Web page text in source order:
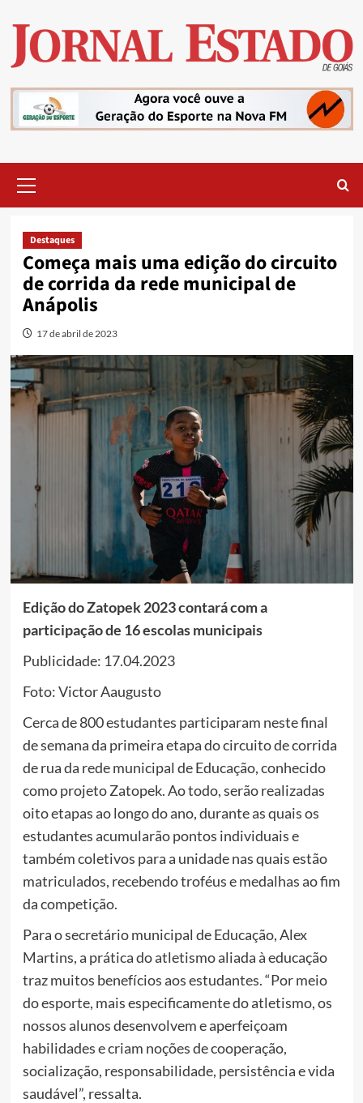
content
Menu
Destaques
Começa mais uma edição do circuito
de corrida da rede municipal de
Anápolis
17 de abril de 2023
Edição do Zatopek 2023 contará com a
participação de 16 escolas municipais
Publicidade: 17.04.2023
Foto: Victor Aaugusto
Cerca de 800 estudantes participaram neste final
de semana da primeira etapa do circuito de corrida
de rua da rede municipal de Educação, conhecido
como projeto Zatopek. Ao todo, serão realizadas
oito etapas ao longo do ano, durante as quais os
estudantes acumularão pontos individuais e
também coletivos para a unidade nas quais estão
matriculados, recebendo troféus e medalhas ao fim
da competição.
Para o secretário municipal de Educação, Alex
Martins, a prática do atletismo aliada à educação
traz muitos benefícios aos estudantes. “Por meio
do esporte, mais especificamente do atletismo, os
nossos alunos desenvolvem e aperfeiçoam
habilidades e criam noções de cooperação,
socialização, responsabilidade, persistência e vida
saudável”, ressalta.